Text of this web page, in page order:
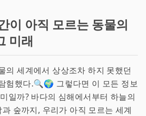
이 아직 모르는 동물의
미래
의 세계에서 상상조차 하지 못했던
험했다.🔍🌍 그렇다면 이 모든 정보
일까? 바다의 심해에서부터 하늘의
숲까지, 우리가 아직 모르는 세계